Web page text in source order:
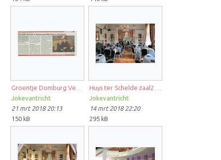
Jokevantricht
21 mrt 2018 20:13
150 kB
Jokevantricht
14 mrt 2018 22:20
295 kB